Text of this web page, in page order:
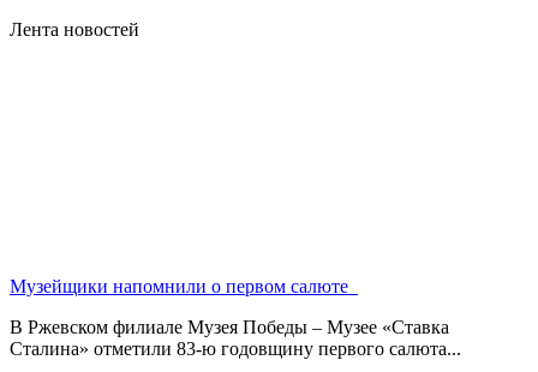
Лента новостей
Музейщики напомнили о первом салюте
В Ржевском филиале Музея Победы – Музее «Ставка
Сталина» отметили 83-ю годовщину первого салюта...